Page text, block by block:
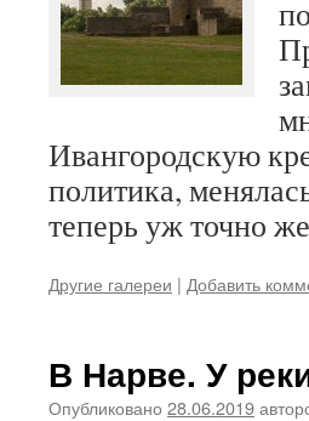
Ивангородскую
политика,
теперь уж точно
Другие галереи | Добавить
В Нарве. У
Опубликовано 28.06.2019